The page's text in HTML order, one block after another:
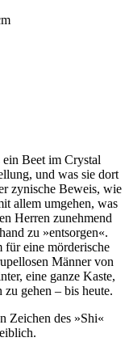
Beet im Crystal
und was sie dort
zynische Beweis, wie
allem umgehen, was
Herren zunehmend
zu »entsorgen«.
eine mörderische
Männer von
eine ganze Kaste,
gehen – bis heute.
Zeichen des »Shi«